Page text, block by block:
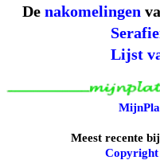
Denakomelingen
Lijst
Meest recente
Copyright